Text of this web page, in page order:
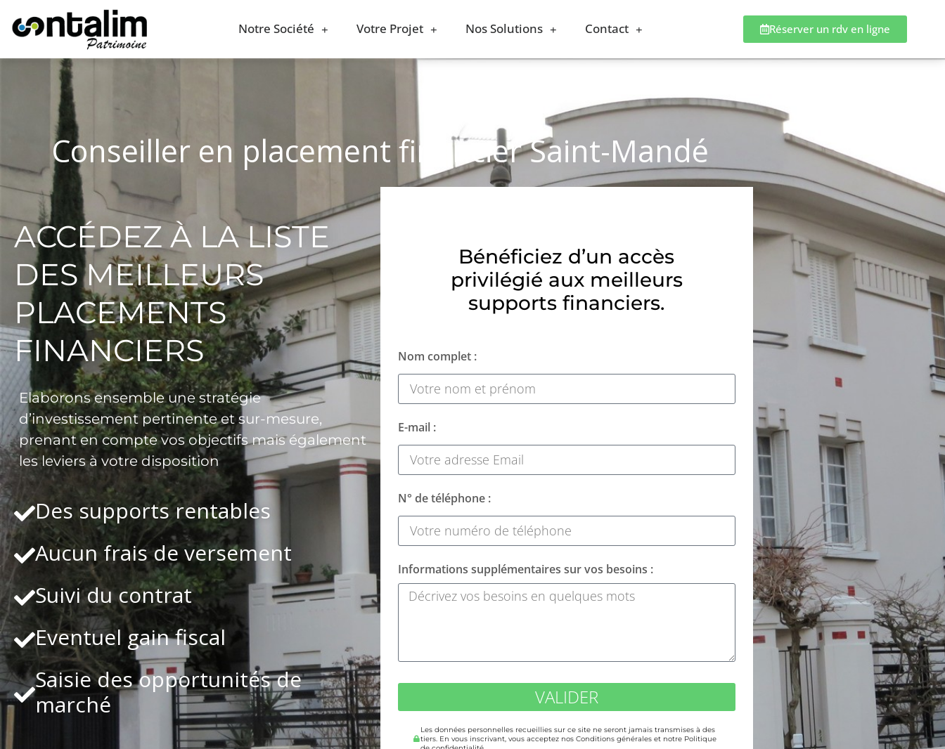
Notre Société Votre Projet Nos Solutions Contact Réserver un rdv en ligne
Conseiller en placement financier Saint-Mandé
ACCÉDEZ À LA LISTE
DES MEILLEURS
PLACEMENTS
FINANCIERS
Elaborons ensemble une stratégie
d’investissement pertinente et sur-mesure,
prenant en compte vos objectifs mais également
les leviers à votre disposition
Des supports rentables
Aucun frais de versement
Suivi du contrat
Eventuel gain fiscal
Saisie des opportunités de
marché
Bénéficiez d’un accès
privilégié aux meilleurs
supports financiers.
Nom complet :
E-mail :
N° de téléphone :
Informations supplémentaires sur vos besoins :
VALIDER
Les données personnelles recueillies sur ce site ne seront jamais transmises à des
tiers. En vous inscrivant, vous acceptez nos Conditions générales et notre Politique